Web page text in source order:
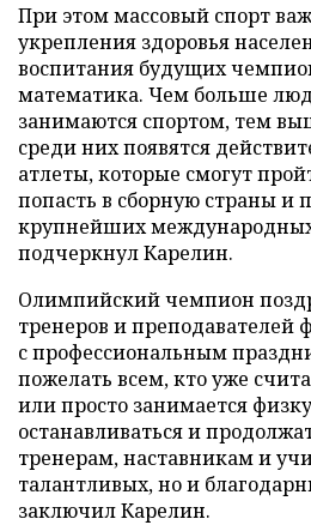
При этом массовый спорт
укрепления здоровья
воспитания будущих
математика. Чем больше
занимаются спортом, тем
среди них появятся
атлеты, которые смогут
попасть в сборную страны и
крупнейших международных
подчеркнул Карелин.
Олимпийский чемпион
тренеров и преподавателей
с профессиональным
пожелать всем, кто уже
или просто занимается
останавливаться и
тренерам, наставникам и
талантливых, но и
заключил Карелин.